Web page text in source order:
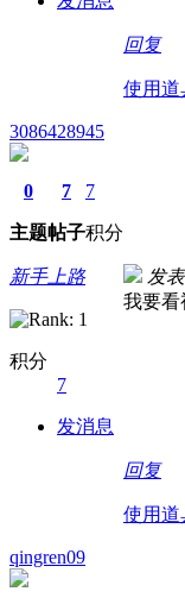
回复
使用道
3086428945
0
主题
7
帖子
7
积分
新手上路
积分
7
发消息
发
我要看
回复
使用道
qingren09